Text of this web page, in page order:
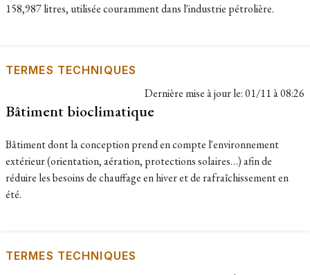
158,987 litres, utilisée couramment dans l'industrie pétrolière.
TERMES TECHNIQUES
Dernière mise à jour le:01/11 à 08:26
Bâtiment bioclimatique
Bâtiment dont la conception prend en compte l'environnement
extérieur (orientation, aération, protections solaires…) afin de
réduire les besoins de chauffage en hiver et de rafraîchissement en
été.
TERMES TECHNIQUES